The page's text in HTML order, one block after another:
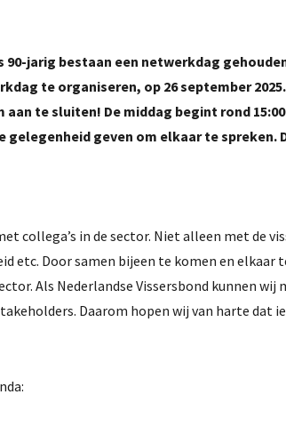
jarig bestaan een netwerkdag
te organiseren, op 26 september
te sluiten! De middag begint rond
geven om elkaar te spreken.
collega’s in de sector. Niet alleen met de
etc. Door samen bijeen te komen en elkaar
Als Nederlandse Vissersbond kunnen
Daarom hopen wij van harte dat